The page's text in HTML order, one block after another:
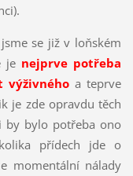
se již v loňském
je nejprve potřeba
výživnéhoa teprve
je zde opravdu těch
by bylo potřeba ono
přídech jde o
momentální nálady